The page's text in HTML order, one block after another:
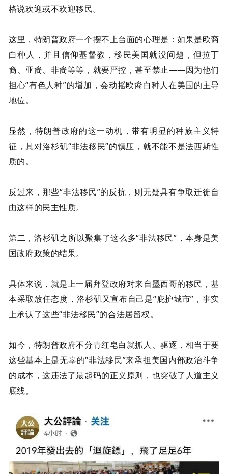
格说欢迎或不欢迎移民。
这里，特朗普政府一个摆不上台面的心理是：如果是欧裔
白种人，并且信仰基督教，移民美国就没问题，但拉丁
裔、亚裔、非裔等等，就要严控，甚至禁止——因为他们
担心“有色人种”的增加，会动摇欧裔白种人在美国的主导
地位。
显然，特朗普政府的这一动机，带有明显的种族主义特
征，其对洛杉矶“非法移民”的镇压，就不能不是法西斯性
质的。
反过来，那些“非法移民”的反抗，则无疑具有争取迁徙自
由这样的民主性质。
第二，洛杉矶之所以聚集了这么多“非法移民”，本身是美
国政府政策的结果。
具体来说，就是上一届拜登政府对来自墨西哥的移民，基
本采取放任态度，洛杉矶又宣布自己是“庇护城市”，事实
上承认了这些“非法移民”的合法居留权。
如今，特朗普政府不分青红皂白就抓人、驱逐，相当于要
这些基本上是无辜的“非法移民”来承担美国内部政治斗争
的成本，这违法了最起码的正义原则，也突破了人道主义
底线。